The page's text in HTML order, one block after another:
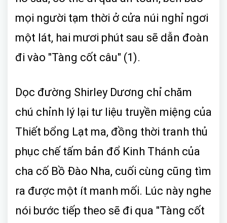
mọi người tạm thời ở cửa núi nghỉ ngơi
một lát, hai mươi phút sau sẽ dẫn đoàn
đi vào "Tàng cốt câu" (1).
Dọc đường Shirley Dương chỉ chăm
chú chỉnh lý lại tư liệu truyền miệng của
Thiết bổng Lạt ma, đồng thời tranh thủ
phục chế tấm bản đổ Kinh Thánh của
cha cố Bồ Đào Nha, cuối cùng cũng tìm
ra được một ít manh mối. Lúc này nghe
nói bước tiếp theo sẽ đi qua "Tàng cốt